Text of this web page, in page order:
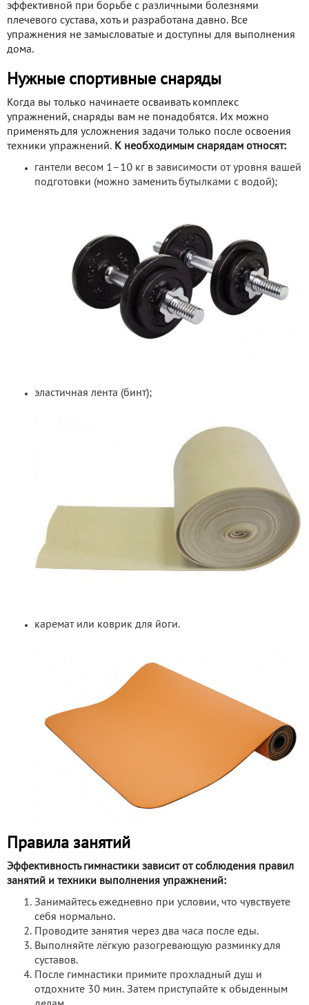
эффективной при борьбе с различными болезнями
плечевого сустава, хоть и разработана давно. Все
упражнения не замысловатые и доступны для выполнения
дома.
Нужные спортивные снаряды
Когда вы только начинаете осваивать комплекс
упражнений, снаряды вам не понадобятся. Их можно
применять для усложнения задачи только после освоения
техники упражнений. К необходимым снарядам относят:
гантели весом 1–10 кг в зависимости от уровня вашей
подготовки (можно заменить бутылками с водой);
эластичная лента (бинт);
каремат или коврик для йоги.
Правила занятий
Эффективность гимнастики зависит от соблюдения правил
занятий и техники выполнения упражнений:
Занимайтесь ежедневно при условии, что чувствуете
себя нормально.
Проводите занятия через два часа после еды.
Выполняйте лёгкую разогревающую разминку для
суставов.
После гимнастики примите прохладный душ и
отдохните 30 мин. Затем приступайте к обыденным